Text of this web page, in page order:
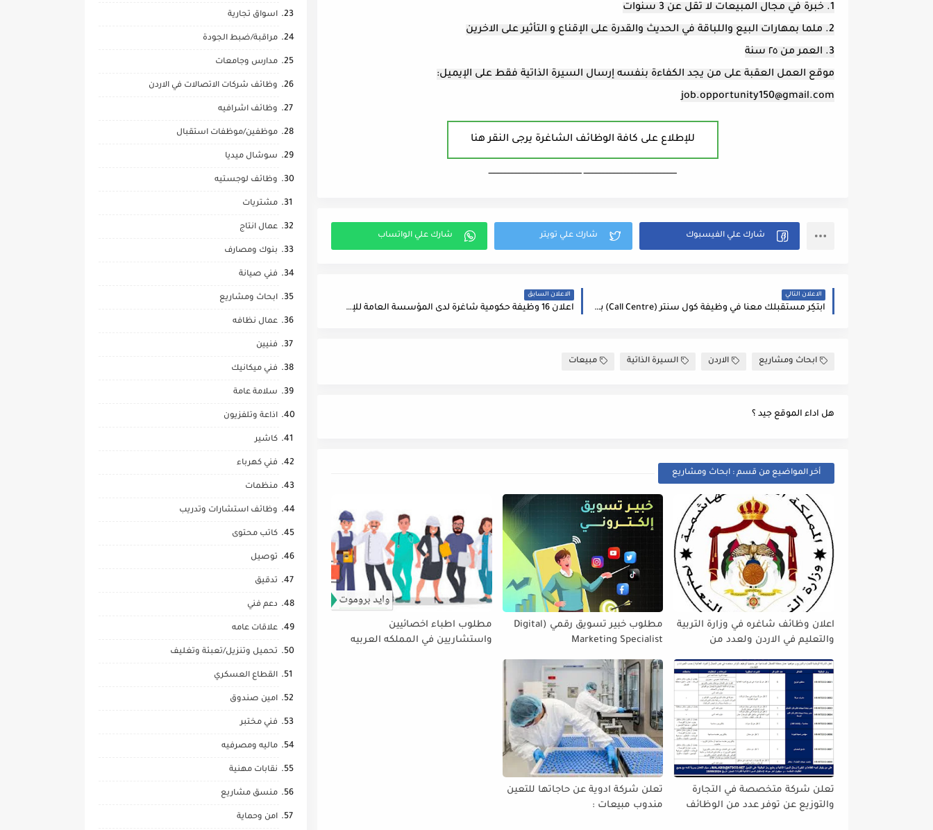
1. خبرة في مجال المبيعات لا تقل عن 3 سنوات
2. ملما بمهارات البيع واللباقة في الحديث والقدرة على الإقناع و التأثير على الاخرين
3. العمر من ٢٥ سنة
موقع العمل العقبة على من يجد الكفاءة بنفسه إرسال السيرة الذاتية فقط على الإيميل:
job.opportunity150@gmail.com
للإطلاع على كافة الوظائف الشاغرة يرجى النقر هنا
ـــــــــــــــــــــــــــــــــــــــــــــــــــــــــــــــــــ ـــــــــــــــــــــــــــــــــــــــــــــــــــــــــــــــــــ
الاعلان التالي
ابتكِر مستقبلك معنا في وظيفة كول سنتر (Call Centre) بدوام كامل / دوام جزئي ل كلا الجنسين يتوفر دوام ل طلاب الجامعات
الاعلان السابق
اعلان 16 وظيفة حكومية شاغرة لدى المؤسسة العامة للإسكان والتطوير الحضري لحملة البكالوريوس والدبلوم
ابحاث ومشاريع الاردن السيرة الذاتية مبيعات
هل اداء الموقع جيد ؟
أخر المواضيع من قسم : ابحاث ومشاريع
اعلان وظائف شاغره في وزارة التربية
والتعليم في الاردن ولعدد من
مطلوب خبير تسويق رقمي (Digital
Marketing Specialist
مطلوب اطباء اخصائيين
واستشاريين في المملكه العربيه
تعلن شركة متخصصة في التجارة
والتوزيع عن توفر عدد من الوظائف
تعلن شركة ادوية عن حاجاتها للتعين
مندوب مبيعات :
اسواق تجارية
مراقبة/ضبط الجودة
مدارس وجامعات
وظائف شركات الاتصالات في الاردن
وظائف اشرافيه
موظفين/موظفات استقبال
سوشال ميديا
وظائف لوجستيه
مشتريات
عمال انتاج
بنوك ومصارف
فني صيانة
ابحاث ومشاريع
عمال نظافه
فنيين
فني ميكانيك
سلامة عامة
اذاعة وتلفزيون
كاشير
فني كهرباء
منظمات
وظائف استشارات وتدريب
كاتب محتوى
توصيل
تدقيق
دعم فني
علاقات عامه
تحميل وتنزيل/تعبئة وتغليف
القطاع العسكري
امين صندوق
فني مختبر
ماليه ومصرفيه
نقابات مهنية
منسق مشاريع
امن وحماية